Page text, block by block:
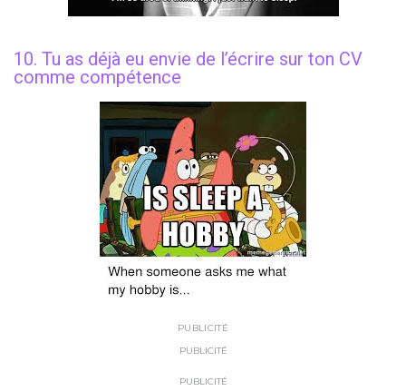
10. Tu as déjà eu envie de l’écrire sur ton CV
comme compétence
PUBLICITÉ
PUBLICITÉ
PUBLICITÉ